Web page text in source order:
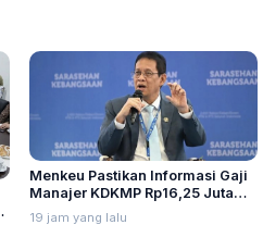
Menkeu Pastikan Informasi Gaji
Manajer KDKMP Rp16,25 Juta
Tidak Benar
19 jam yang lalu